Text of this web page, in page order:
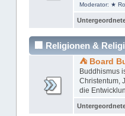
Moderator: ★
🏢 Religionen &
⛺ Board
Buddhismus
Christentum,
die